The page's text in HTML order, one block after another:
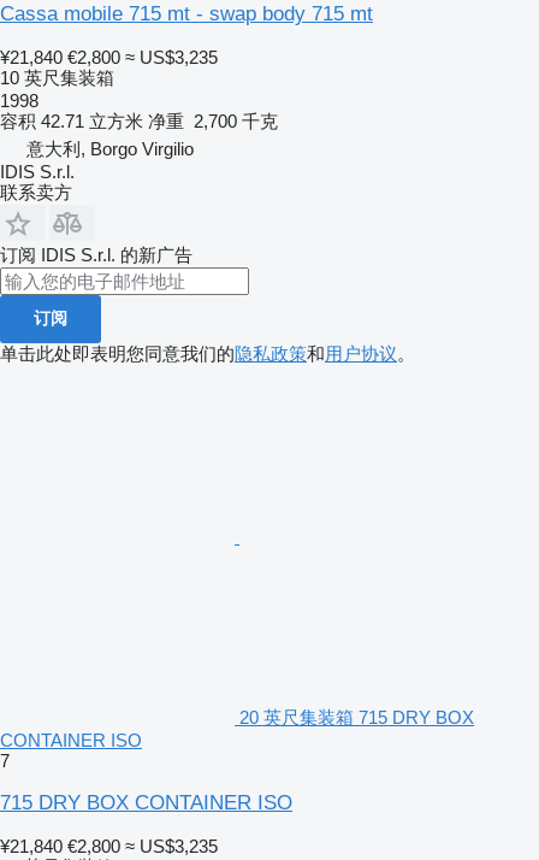
Cassa mobile 715 mt - swap body 715 mt
¥21,840 €2,800 ≈ US$3,235
10 英尺集装箱
1998
容积 42.71 立方米 净重 2,700 千克
意大利, Borgo Virgilio
IDIS S.r.l.
联系卖方
订阅 IDIS S.r.l. 的新广告
订阅
单击此处即表明您同意我们的隐私政策和用户协议。
20 英尺集装箱 715 DRY BOX
CONTAINER ISO
7
715 DRY BOX CONTAINER ISO
¥21,840 €2,800 ≈ US$3,235